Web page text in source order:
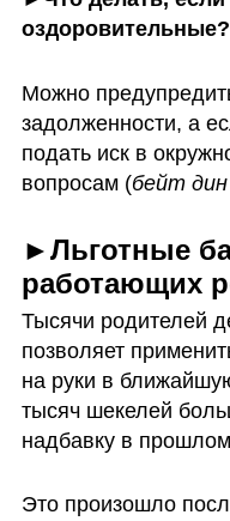
оздоровительные?
Можно
задолженности, а
подать иск в
вопросам (бейт дин
►Льготные
работающих
Тысячи родителей
позволяет
на руки в
тысяч шекелей
надбавку в
Это произошло